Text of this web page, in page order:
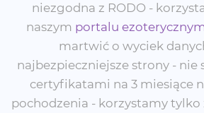
niezgodna z RODO -
naszym portalu
martwić o wyciek
najbezpieczniejsze strony - nie
certyfikatami na 3 miesiące
pochodzenia - korzystamy